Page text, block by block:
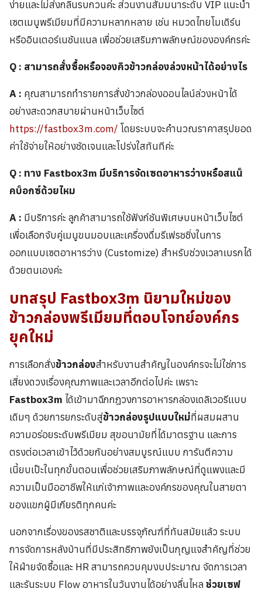
ง่ายและไม่ส่งกลิ่นรบกวนค่ะ ส่วนงานสัมมนาระดับ VIP แนะนำ
เซตเมนูพรีเมียมที่มีความหลากหลาย เช่น หมวดไทยโมเดิร์น
หรืออินเตอร์เนชันแนล เพื่อช่วยเสริมภาพลักษณ์ขององค์กรค่ะ
Q : สามารถสั่งซื้อหรือจองคิวข้าวกล่องล่วงหน้าได้อย่างไร
A : คุณสามารถทำรายการสั่งข้าวกล่องออนไลน์ล่วงหน้าได้
อย่างสะดวกสบายผ่านหน้าเว็บไซต์
https://fastbox3m.com/ โดยระบบจะคำนวณราคาสรุปยอด
ค่าใช้จ่ายให้อย่างชัดเจนและโปร่งใสทันทีค่ะ
Q : ทาง Fastbox3m มีบริการจัดเซตอาหารว่างหรือสแน็
คบ็อกซ์ด้วยไหม
A : มีบริการค่ะ ลูกค้าสามารถใช้ฟังก์ชันพิเศษบนหน้าเว็บไซต์
เพื่อเลือกจับคู่เมนูขนมอบและเครื่องดื่มรีเฟรชชิ่งในการ
ออกแบบเซตอาหารว่าง (Customize) สำหรับช่วงเวลาเบรกได้
ด้วยตนเองค่ะ
บทสรุป Fastbox3m นิยามใหม่ของ
ข้าวกล่องพรีเมียมที่ตอบโจทย์องค์กร
ยุคใหม่
การเลือกสั่งข้าวกล่องสำหรับงานสำคัญในองค์กรจะไม่ใช่การ
เสี่ยงดวงเรื่องคุณภาพและเวลาอีกต่อไปค่ะ เพราะ
Fastbox3m ได้เข้ามาฉีกกฎวงการอาหารกล่องเดลิเวอรีแบบ
เดิมๆ ด้วยการยกระดับสู่ข้าวกล่องรูปแบบใหม่ที่ผสมผสาน
ความอร่อยระดับพรีเมียม สุขอนามัยที่ได้มาตรฐาน และการ
ตรงต่อเวลาเข้าไว้ด้วยกันอย่างสมบูรณ์แบบ การันตีความ
เนี้ยบเป๊ะในทุกขั้นตอนเพื่อช่วยเสริมภาพลักษณ์ที่ดูแพงและมี
ความเป็นมืออาชีพให้แก่เจ้าภาพและองค์กรของคุณในสายตา
ของแขกผู้มีเกียรติทุกคนค่ะ
นอกจากเรื่องของรสชาติและบรรจุภัณฑ์ที่ทันสมัยแล้ว ระบบ
การจัดการหลังบ้านที่มีประสิทธิภาพยังเป็นกุญแจสำคัญที่ช่วย
ให้ฝ่ายจัดซื้อและ HR สามารถควบคุมงบประมาณ จัดการเวลา
และรันระบบ Flow อาหารในวันงานได้อย่างลื่นไหล ช่วยเซฟ